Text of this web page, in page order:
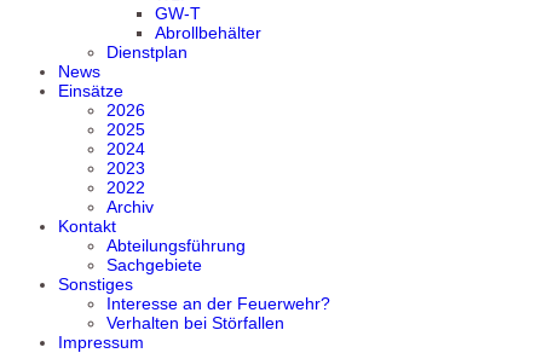
GW-T
Abrollbehälter
Dienstplan
News
Einsätze
2026
2025
2024
2023
2022
Archiv
Kontakt
Abteilungsführung
Sachgebiete
Sonstiges
Interesse an der Feuerwehr?
Verhalten bei Störfallen
Impressum